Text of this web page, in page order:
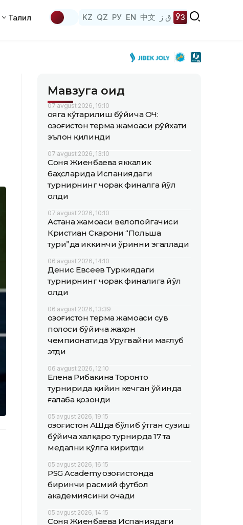
Таҳлил KZ QZ РУ EN 中文 ق ز ЎЗ
Мавзуга оид
07 avgust 2026, 19:10
Қояга кўтарилиш бўйича ОЧ:
Қозоғистон терма жамоаси рўйхати
эълон қилинди
07 avgust 2026, 13:10
Соня Жиенбаева яккалик
баҳсларида Испаниядаги
турнирнинг чорак финалга йўл
олди
07 avgust 2026, 10:10
Астана жамоаси велопойгачиси
Кристиан Скарони “Польша
тури”да иккинчи ўринни эгаллади
06 avgust 2026, 14:10
Денис Евсеев Туркиядаги
турнирнинг чорак финалига йўл
олди
06 avgust 2026, 13:39
Қозоғистон терма жамоаси сув
полоси бўйича жаҳон
чемпионатида Уругвайни мағлуб
этди
06 avgust 2026, 12:10
Елена Рибакина Торонто
турнирида қийин кечган ўйинда
ғалаба қозонди
05 avgust 2026, 19:15
Қозоғистон АҚШда бўлиб ўтган сузиш
бўйича халқаро турнирда 17 та
медални қўлга киритди
05 avgust 2026, 16:15
PSG Academy Қозоғистонда
биринчи расмий футбол
академиясини очади
05 avgust 2026, 14:15
Соня Жиенбаева Испаниядаги